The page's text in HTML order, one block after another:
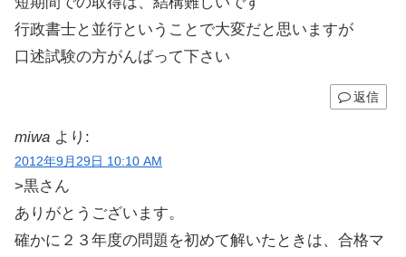
行政書士と並行ということで大変だと思いますが
口述試験の方がんばって下さい
返信
miwa より:
2012年9月29日 10:10 AM
>黒さん
ありがとうございます。
確かに２３年度の問題を初めて解いたときは、合格マ